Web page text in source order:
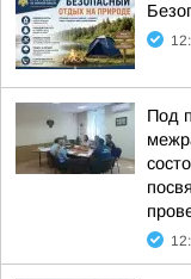
Под